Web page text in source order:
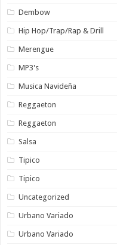
Dembow
Hip Hop/Trap/Rap & Drill
Merengue
MP3's
Musica Navideña
Reggaeton
Reggaeton
Salsa
Tipico
Tipico
Uncategorized
Urbano Variado
Urbano Variado